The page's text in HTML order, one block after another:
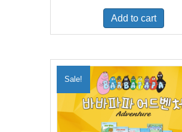
was:
$500.00.
is:
Add to cart
Sale!